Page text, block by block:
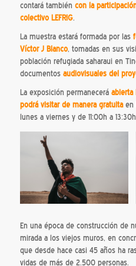
contará también con la
colectivo LEFRIG.
La muestra estará formada por las
Víctor J Blanco, tomadas en sus
población refugiada saharaui en
documentos audiovisuales del
La exposición permanecerá abierta
podrá visitar de manera gratuitaen
lunes a viernes y de 11:00h a
En una época de construcción de
mirada a los viejos muros, en
que desde hace casi 45 años ha
vidas de más de 2.500 personas.